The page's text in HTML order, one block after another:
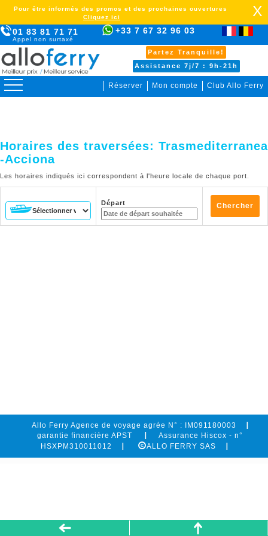
01 83 81 71 71
Appel non surtaxé
+33 7 67 32 96 03
Partez Tranquille!
Assistance 7j/7 : 9h-21h
Réserver Mon compte Club Allo Ferry
Pour être informés des promos et des prochaines ouvertures
Cliquez ici
X
>
Horaires des traversées: Trasmediterranea
-Acciona
Les horaires indiqués ici correspondent à l'heure locale de chaque port.
Départ
Allo Ferry Agence de voyage agrée N° : IM091180003
garantie financière APST
Assurance Hiscox - n°
HSXPM310011012
ALLO FERRY SAS